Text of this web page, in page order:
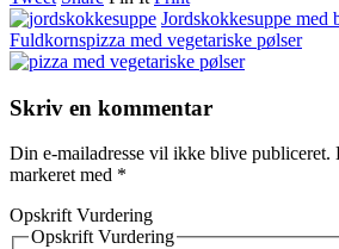
Jordskokkesuppe med
Fuldkornspizza med vegetariske pølser
Skriv en kommentar
Din e-mailadresse vil ikke blive publiceret.
markeret med *
Opskrift Vurdering
Opskrift Vurdering